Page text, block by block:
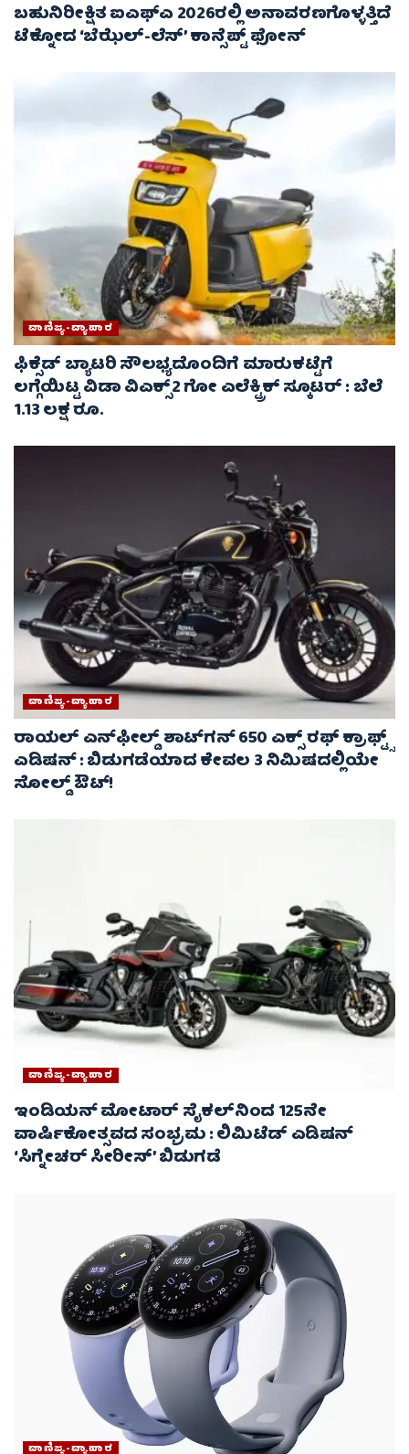
ಬಹುನಿರೀಕ್ಷಿತ ಐಎಫ್‌ಎ 2026ರಲ್ಲಿ ಅನಾವರಣಗೊಳ್ಳತ್ತಿದೆ
ಟೆಕ್ನೋದ ‘ಬೆಝೆಲ್-ಲೆಸ್’ ಕಾನ್ಸೆಪ್ಟ್ ಫೋನ್
ವಾಣಿಜ್ಯ-ವ್ಯಾಪಾರ
ಫಿಕ್ಸೆಡ್ ಬ್ಯಾಟರಿ ಸೌಲಭ್ಯದೊಂದಿಗೆ ಮಾರುಕಟ್ಟೆಗೆ
ಲಗ್ಗೆಯಿಟ್ಟ ವಿಡಾ ವಿಎಕ್ಸ್2 ಗೋ ಎಲೆಕ್ಟ್ರಿಕ್ ಸ್ಕೂಟರ್ : ಬೆಲೆ
1.13 ಲಕ್ಷ ರೂ.
ವಾಣಿಜ್ಯ-ವ್ಯಾಪಾರ
ರಾಯಲ್ ಎನ್‌ಫೀಲ್ಡ್ ಶಾಟ್‌ಗನ್ 650 ಎಕ್ಸ್ ರಫ್ ಕ್ರಾಫ್ಟ್ಸ್
ಎಡಿಷನ್ : ಬಿಡುಗಡೆಯಾದ ಕೇವಲ 3 ನಿಮಿಷದಲ್ಲಿಯೇ
ಸೋಲ್ಡ್ ಔಟ್!
ವಾಣಿಜ್ಯ-ವ್ಯಾಪಾರ
ಇಂಡಿಯನ್ ಮೋಟಾರ್‌ ಸೈಕಲ್‌ನಿಂದ 125ನೇ
ವಾರ್ಷಿಕೋತ್ಸವದ ಸಂಭ್ರಮ : ಲಿಮಿಟೆಡ್ ಎಡಿಷನ್
‘ಸಿಗ್ನೇಚರ್ ಸೀರೀಸ್’ ಬಿಡುಗಡೆ
ವಾಣಿಜ್ಯ-ವ್ಯಾಪಾರ